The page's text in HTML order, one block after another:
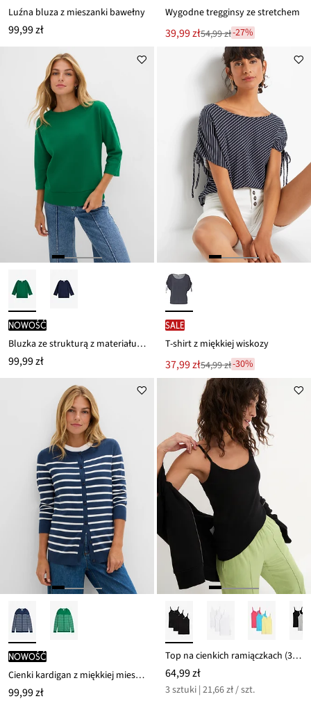
Luźna bluza z mieszanki bawełny
99,99 zł
Wygodne tregginsy ze stretchem
Nowa
cena
39,99 zł
Przeceniono
54,99 zł-27%
nowość
Bluzka ze strukturą z materiału Interlock z mieszanki bawełny
99,99 zł
SALE
T-shirt z miękkiej wiskozy
Nowa
cena
37,99 zł
Przeceniono
54,99 zł
54,99 zł-30%
nowość
Cienki kardigan z miękkiej mieszanki wiskozy
99,99 zł
Top na cienkich ramiączkach (3 szt.)
64,99 zł
3 sztuki | 21,66 zł / szt.